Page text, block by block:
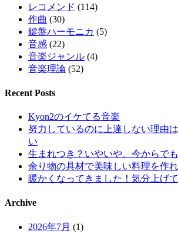
レコメンド (114)
作曲 (30)
鍵盤ハーモニカ (5)
音感 (22)
音楽ジャンル (4)
音楽理論 (52)
Recent Posts
Kyon2のイケてる音楽
努力しているのに上達しない理由
い
生まれつき？いやいや、今からで
余り物の具材で美味しい料理を作
暖かくなってきました！気分上げ
Archive
2026年7月 (1)